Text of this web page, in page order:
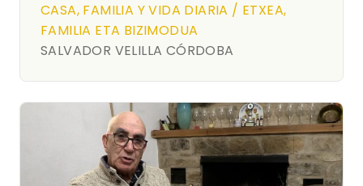
CASA, FAMILIA Y VIDA DIARIA / ETXEA,
FAMILIA ETA BIZIMODUA
SALVADOR VELILLA CÓRDOBA